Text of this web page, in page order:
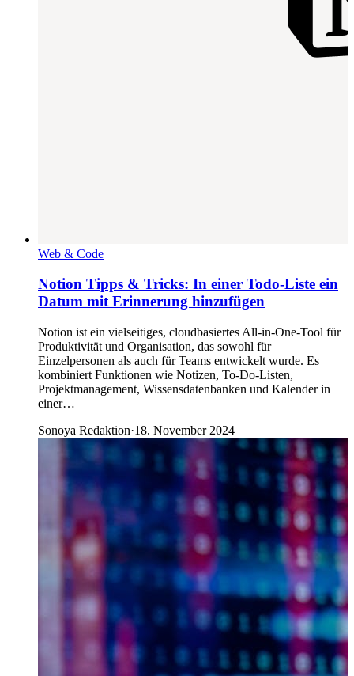
Web & Code
Notion Tipps & Tricks: In einer Todo-Liste ein
Datum mit Erinnerung hinzufügen
Notion ist ein vielseitiges, cloudbasiertes All-in-One-Tool für
Produktivität und Organisation, das sowohl für
Einzelpersonen als auch für Teams entwickelt wurde. Es
kombiniert Funktionen wie Notizen, To-Do-Listen,
Projektmanagement, Wissensdatenbanken und Kalender in
einer…
Sonoya Redaktion·18. November 2024